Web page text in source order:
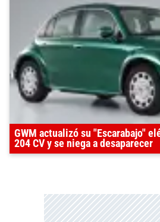
GWM actualizó su "Escarabajo"
204 CV y se niega a desaparecer